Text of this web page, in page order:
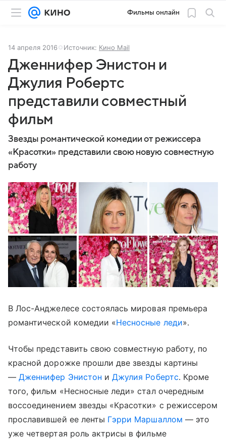
Фильмы онлайн
14 апреля 2016 Источник: Кино Mail
Дженнифер Энистон и
Джулия Робертс
представили совместный
фильм
Звезды романтической комедии от режиссера
«Красотки» представили свою новую совместную
работу
В Лос-Анджелесе состоялась мировая премьера
романтической комедии «Несносные леди».
Чтобы представить свою совместную работу, по
красной дорожке прошли две звезды картины
—Дженнифер Энистон иДжулия Робертс. Кроме
того, фильм «Несносные леди» стал очередным
воссоединением звезды «Красотки» с режиссером
прославившей ее ленты Гэрри Маршаллом — это
уже четвертая роль актрисы в фильме